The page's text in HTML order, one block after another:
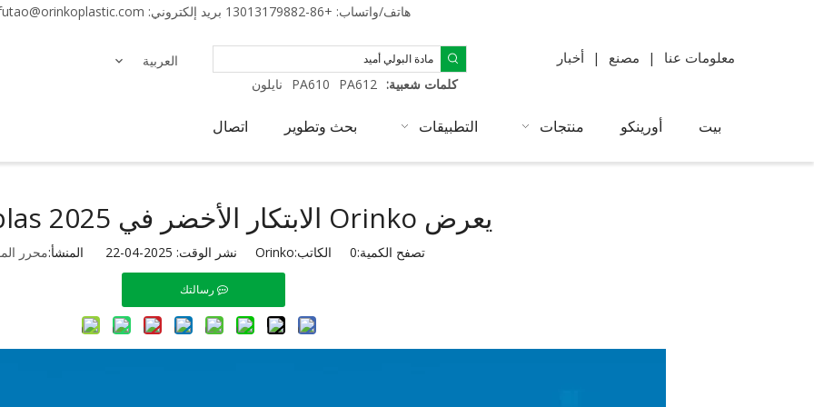
هاتف/واتساب: +86-13013179882 بريد إلكتروني:
معلومات عنا | مصنع | أخبار
كلمات شعبية: PA612
PA610 نايلون
العربية
بيت أورينكو منتجات التطبيقات بحث وتطوير اتصال
يعرض Orinko الابتكار الأخضر في Chinaplas 2025
تصفح الكمية:0 الكاتب:Orinko نشر الوقت: 2025-04-22 المنشأ: محرر
رسالتك